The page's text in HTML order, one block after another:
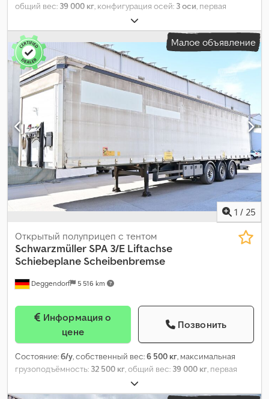
общий вес: 39 000 кг, конфигурация осей: 3 оси, первая
, длина грузового отсека:
ширина пространства для загрузки:2 330 мм, высота
грузового отсека:1 470 мм, объем грузового пространства:25
м³, общая длина:9 100 мм, общая ширина:
высота:3 250 мм, Год выпуска: 2018, Оборудование: ABS,
Малое объявление
1 / 25
Deggendorf 5 516 km
Открытый полуприцеп с тентом
Schwarzmüller SPA 3/E Liftachse
Schiebeplane Scheibenbremse
цене
Позвонить
Состояние:б/у, собственный вес:6 500 кг, максимальная
грузоподъёмность: 32 500 кг, общий вес: 39 000 кг, первая
, длина грузового отсека:
ширина пространства для загрузки:2 480 мм, высота